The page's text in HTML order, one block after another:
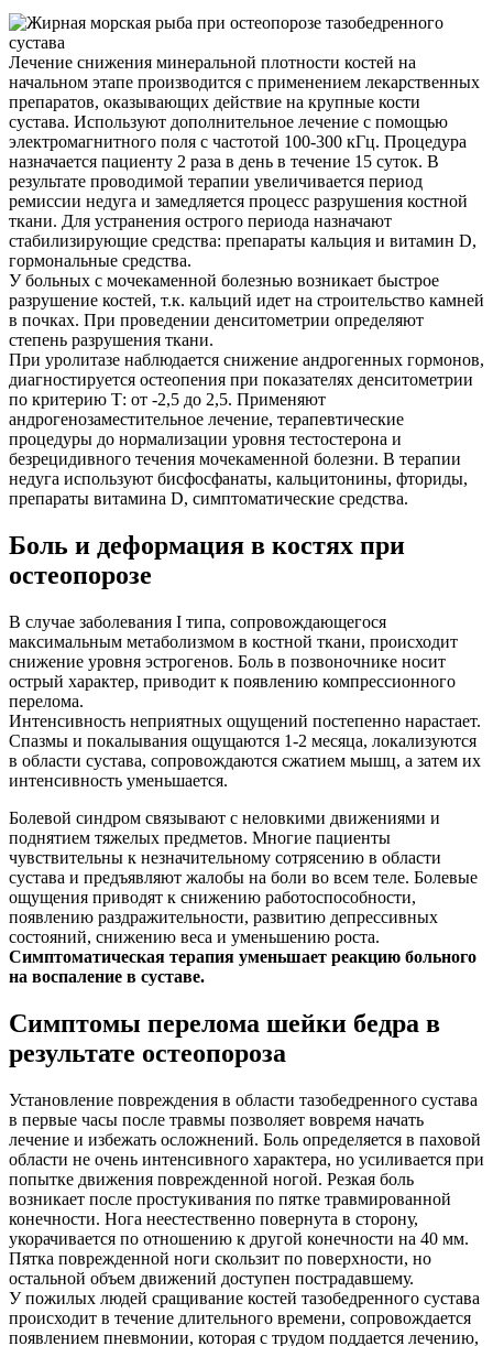
Лечение снижения минеральной плотности костей на
начальном этапе производится с применением лекарственных
препаратов, оказывающих действие на крупные кости
сустава. Используют дополнительное лечение с помощью
электромагнитного поля с частотой 100-300 кГц. Процедура
назначается пациенту 2 раза в день в течение 15 суток. В
результате проводимой терапии увеличивается период
ремиссии недуга и замедляется процесс разрушения костной
ткани. Для устранения острого периода назначают
стабилизирующие средства: препараты кальция и витамин D,
гормональные средства.
У больных с мочекаменной болезнью возникает быстрое
разрушение костей, т.к. кальций идет на строительство камней
в почках. При проведении денситометрии определяют
степень разрушения ткани.
При уролитазе наблюдается снижение андрогенных гормонов,
диагностируется остеопения при показателях денситометрии
по критерию Т: от -2,5 до 2,5. Применяют
андрогенозаместительное лечение, терапевтические
процедуры до нормализации уровня тестостерона и
безрецидивного течения мочекаменной болезни. В терапии
недуга используют бисфосфанаты, кальцитонины, фториды,
препараты витамина D, симптоматические средства.
Боль и деформация в костях при
остеопорозе
В случае заболевания I типа, сопровождающегося
максимальным метаболизмом в костной ткани, происходит
снижение уровня эстрогенов. Боль в позвоночнике носит
острый характер, приводит к появлению компрессионного
перелома.
Интенсивность неприятных ощущений постепенно нарастает.
Спазмы и покалывания ощущаются 1-2 месяца, локализуются
в области сустава, сопровождаются сжатием мышц, а затем их
интенсивность уменьшается.
Болевой синдром связывают с неловкими движениями и
поднятием тяжелых предметов. Многие пациенты
чувствительны к незначительному сотрясению в области
сустава и предъявляют жалобы на боли во всем теле. Болевые
ощущения приводят к снижению работоспособности,
появлению раздражительности, развитию депрессивных
состояний, снижению веса и уменьшению роста.
Симптоматическая терапия уменьшает реакцию больного
на воспаление в суставе.
Симптомы перелома шейки бедра в
результате остеопороза
Установление повреждения в области тазобедренного сустава
в первые часы после травмы позволяет вовремя начать
лечение и избежать осложнений. Боль определяется в паховой
области не очень интенсивного характера, но усиливается при
попытке движения поврежденной ногой. Резкая боль
возникает после простукивания по пятке травмированной
конечности. Нога неестественно повернута в сторону,
укорачивается по отношению к другой конечности на 40 мм.
Пятка поврежденной ноги скользит по поверхности, но
остальной объем движений доступен пострадавшему.
У пожилых людей сращивание костей тазобедренного сустава
происходит в течение длительного времени, сопровождается
появлением пневмонии, которая с трудом поддается лечению,